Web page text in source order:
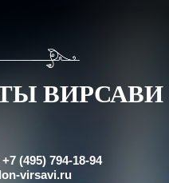
ВИРСАВИ
(495) 794-18-94
virsavi.ru